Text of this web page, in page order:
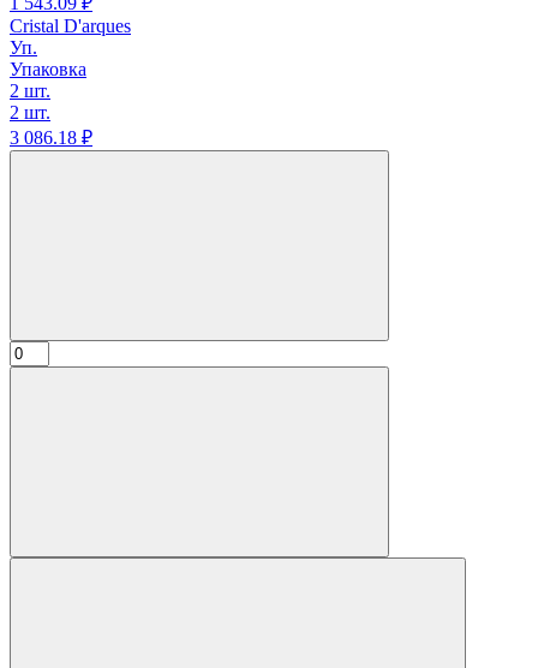
Cristal D'arques
Уп.
Упаковка
2 шт.
2 шт.
3 086.18 ₽